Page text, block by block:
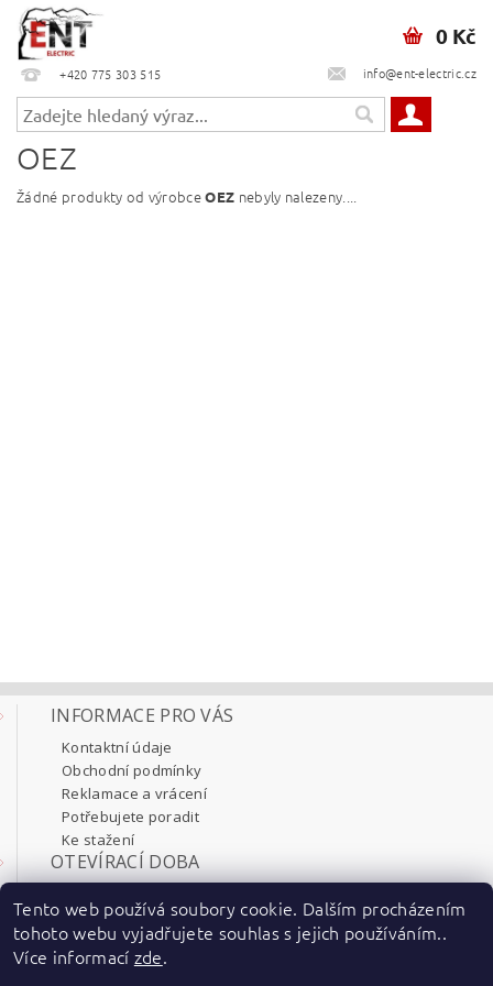
+420 775 303 515 info@ent-electric.cz
0 Kč
OEZ
Žádné produkty od výrobceOEZ nebyly nalezeny....
INFORMACE PRO VÁS
Kontaktní údaje
Obchodní podmínky
Reklamace a vrácení
Potřebujete poradit
Ke stažení
OTEVÍRACÍ DOBA
Úterý 8:00 - 17:30
Středa 8:00 - 17:30
Čtvrtek 8:00 - 17:30
Tento web používá soubory cookie. Dalším procházením
tohoto webu vyjadřujete souhlas s jejich používáním..
Více informací zde.